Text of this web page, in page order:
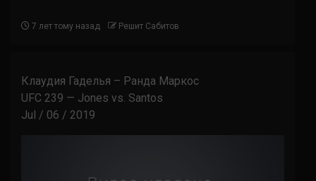
7 лет тому назад Решит Сабитов
Клаудия Гаделья – Ранда Маркос
UFC 239 — Jones vs. Santos
Jul / 06 / 2019